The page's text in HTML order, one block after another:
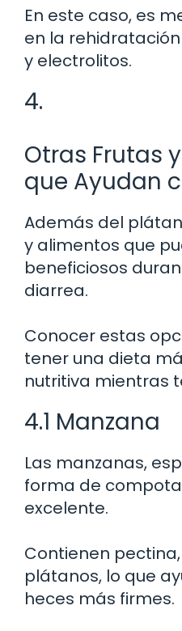
En este caso, es
en la
y electrolitos.
4.
Otras Frutas
que Ayudan
Además del
y alimentos que
beneficiosos
diarrea.
Conocer estas
tener una dieta
nutritiva mientras
4.1 Manzana
Las manzanas,
forma de
excelente.
Contienen
plátanos, lo que
heces más firmes.